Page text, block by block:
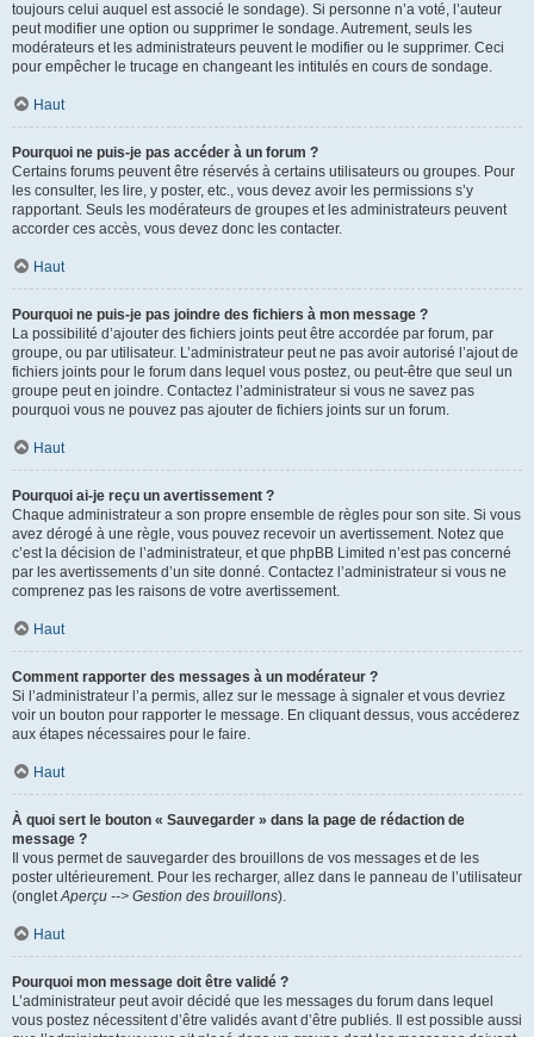
toujours celui auquel est associé le sondage). Si personne n’a voté, l’auteur
peut modifier une option ou supprimer le sondage. Autrement, seuls les
modérateurs et les administrateurs peuvent le modifier ou le supprimer. Ceci
pour empêcher le trucage en changeant les intitulés en cours de sondage.
Haut
Pourquoi ne puis-je pas accéder à un forum ?
Certains forums peuvent être réservés à certains utilisateurs ou groupes. Pour
les consulter, les lire, y poster, etc., vous devez avoir les permissions s’y
rapportant. Seuls les modérateurs de groupes et les administrateurs peuvent
accorder ces accès, vous devez donc les contacter.
Haut
Pourquoi ne puis-je pas joindre des fichiers à mon message ?
La possibilité d’ajouter des fichiers joints peut être accordée par forum, par
groupe, ou par utilisateur. L’administrateur peut ne pas avoir autorisé l’ajout de
fichiers joints pour le forum dans lequel vous postez, ou peut-être que seul un
groupe peut en joindre. Contactez l’administrateur si vous ne savez pas
pourquoi vous ne pouvez pas ajouter de fichiers joints sur un forum.
Haut
Pourquoi ai-je reçu un avertissement ?
Chaque administrateur a son propre ensemble de règles pour son site. Si vous
avez dérogé à une règle, vous pouvez recevoir un avertissement. Notez que
c’est la décision de l’administrateur, et que phpBB Limited n’est pas concerné
par les avertissements d’un site donné. Contactez l’administrateur si vous ne
comprenez pas les raisons de votre avertissement.
Haut
Comment rapporter des messages à un modérateur ?
Si l’administrateur l’a permis, allez sur le message à signaler et vous devriez
voir un bouton pour rapporter le message. En cliquant dessus, vous accéderez
aux étapes nécessaires pour le faire.
Haut
À quoi sert le bouton « Sauvegarder » dans la page de rédaction de
message ?
Il vous permet de sauvegarder des brouillons de vos messages et de les
poster ultérieurement. Pour les recharger, allez dans le panneau de l’utilisateur
(ongletAperçu --> Gestion des brouillons).
Haut
Pourquoi mon message doit être validé ?
L’administrateur peut avoir décidé que les messages du forum dans lequel
vous postez nécessitent d’être validés avant d’être publiés. Il est possible aussi